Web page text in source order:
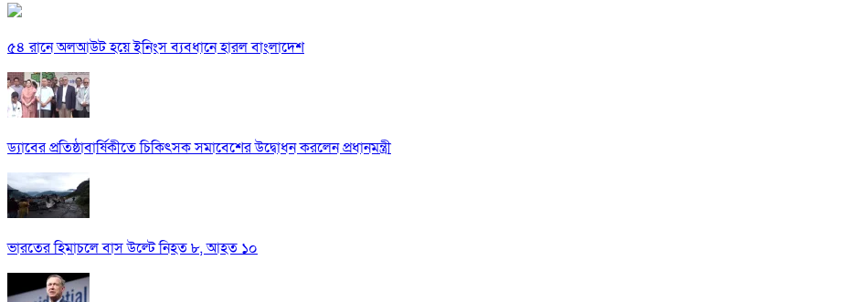
৫৪ রানে অলআউট হয়ে ইনিংস ব্যবধানে হারল বাংলাদেশ
ড্যাবের প্রতিষ্ঠাবার্ষিকীতে চিকিৎসক সমাবেশের উদ্বোধন করলেন প্রধানমন্ত্রী
ভারতের হিমাচলে বাস উল্টে নিহত ৮, আহত ১০